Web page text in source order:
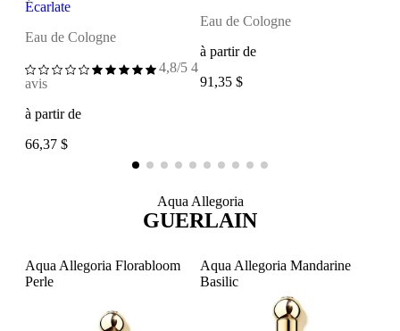
Écarlate
Eau de Cologne
4,8/5 4
avis
à partir de
66,37 $
Eau de Cologne
à partir de
91,35 $
Aqua Allegoria
GUERLAIN
Aqua Allegoria Florabloom
Perle
Aqua Allegoria Mandarine
Basilic